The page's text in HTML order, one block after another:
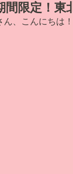
間限定！東
ん、こんにちは！